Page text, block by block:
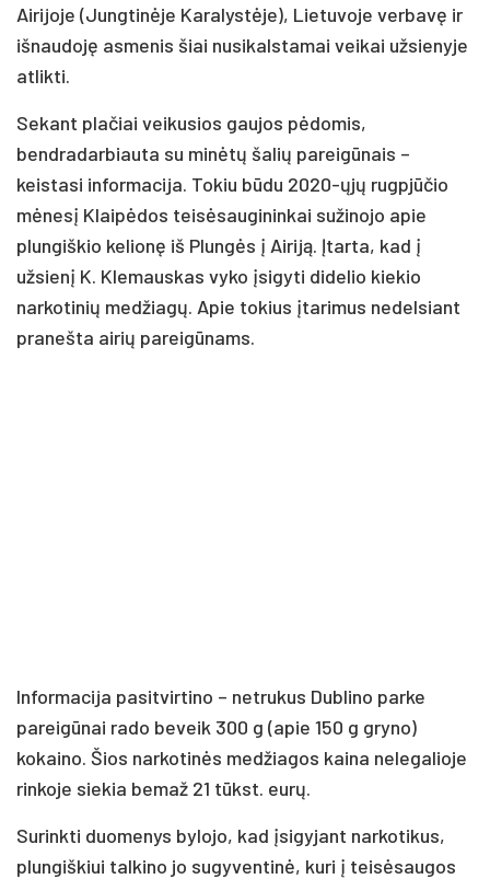
Airijoje (Jungtinėje Karalystėje), Lietuvoje verbavę ir
išnaudoję asmenis šiai nusikalstamai veikai užsienyje
atlikti.
Sekant plačiai veikusios gaujos pėdomis,
bendradarbiauta su minėtų šalių pareigūnais –
keistasi informacija. Tokiu būdu 2020-ųjų rugpjūčio
mėnesį Klaipėdos teisėsaugininkai sužinojo apie
plungiškio kelionę iš Plungės į Airiją. Įtarta, kad į
užsienį K. Klemauskas vyko įsigyti didelio kiekio
narkotinių medžiagų. Apie tokius įtarimus nedelsiant
pranešta airių pareigūnams.
Informacija pasitvirtino – netrukus Dublino parke
pareigūnai rado beveik 300 g (apie 150 g gryno)
kokaino. Šios narkotinės medžiagos kaina nelegalioje
rinkoje siekia bemaž 21 tūkst. eurų.
Surinkti duomenys bylojo, kad įsigyjant narkotikus,
plungiškiui talkino jo sugyventinė, kuri į teisėsaugos